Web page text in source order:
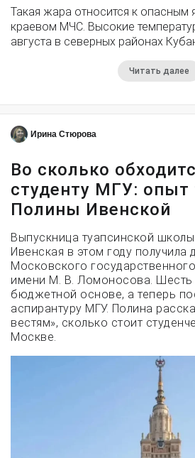
Такая жара относится к опасным
краевом МЧС. Высокие
августа в северных районах
Читать далее
Ирина Стюрова
Во сколько
студенту МГУ: опыт
Полины Ивенской
Выпускница туапсинской
Ивенская в этом году получила
Московского
имени М. В. Ломоносова. Шесть
бюджетной основе, а теперь
аспирантуру МГУ. Полина
вестям», сколько стоит
Москве.